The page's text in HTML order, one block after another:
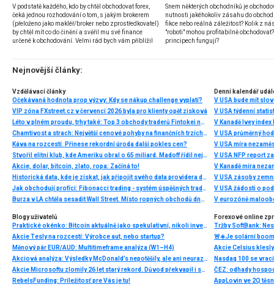
V podstatě každého, kdo by chtěl obchodovat forex,
čeká jednou rozhodování o tom, s jakým brokerem
(přeloženo jako makléř/broker nebo zprostředkovatel)
by chtěl mít co do činění a svěřil mu své finance
určené k obchodování. Velmi rád bych vám přiblížil
několik příkladů nejznámějších z nich.
Snem některých obchodníků je
nutnosti jakéhokoliv zásahu do
fikce nebo reálná záležitost? Kolik z
"roboti" mohou profitabilně
principech fungují?
Nejnovější články:
Vzdělávací články
Očekávaná hodnota prop výzvy: Kdy se nákup challenge vyplatí?
VIP zóna FXstreet.cz v červenci 2026 byla pro klienty opět zisková
Léto v plném proudu, trhy také: Top 3 obchody traderů Fintokei na indexech a zlatě
Chamtivost a strach: Největší cenové pohyby na finančních trzích (červenec 2026)
Káva na rozcestí. Přinese rekordní úroda další pokles cen?
Stvořil elitní klub, kde Ameriku obral o 65 miliard. Madoff řídil největší Ponzi dějin
Akcie, dolar, bitcoin, zlato, ropa: Začíná to!
Historická data, kde je získat, jak připojit svého data providera do MultiCharts a proč je budeme potřebovat? (4. díl)
Jak obchodují profíci: Fibonacci trading - systém úspěšných traderů
Burza v LA chtěla sesadit Wall Street. Místo ropných obchodů dnes místem duní basy
Denní kalendář
V USA bude mít
V USA týdenní
V Kanadě Ivey index
V USA průměrný
V USA míra
V USA NFP report
V Kanadě míra
V USA zásoby
V USA žádosti o
V eurozóně
Blogy uživatelů
Praktické okénko: Bitcoin aktuálně jako spekulativní, nikoli investiční aktivum
Akcie Tesly na rozcestí: Výrobce aut, nebo startup?
Měnový pár EUR/AUD: Multitimeframe analýza (W1–H4)
Akciová analýza: Výsledky McDonald’s nepotěšily, ale ani neurazily. Jakou vizi společnost prezentovala?
Akcie Microsoftu zlomily 26 let starý rekord. Důvod překvapil i samotné investory
RebelsFunding: Príležitosť pre Vás je tu!
Forexové online
Tržby SoftBank:
Akcie Celsius klesly
ČEZ: odhady